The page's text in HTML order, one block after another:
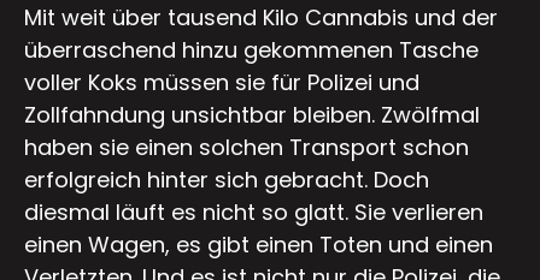
Mit weit über tausend Kilo Cannabis und der
überraschend hinzu gekommenen Tasche
voller Koks müssen sie für Polizei und
Zollfahndung unsichtbar bleiben. Zwölfmal
haben sie einen solchen Transport schon
erfolgreich hinter sich gebracht. Doch
diesmal läuft es nicht so glatt. Sie verlieren
einen Wagen, es gibt einen Toten und einen